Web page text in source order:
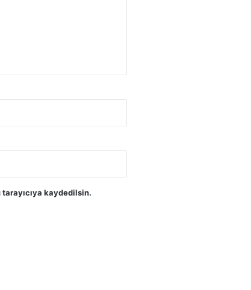
kaydedilsin.